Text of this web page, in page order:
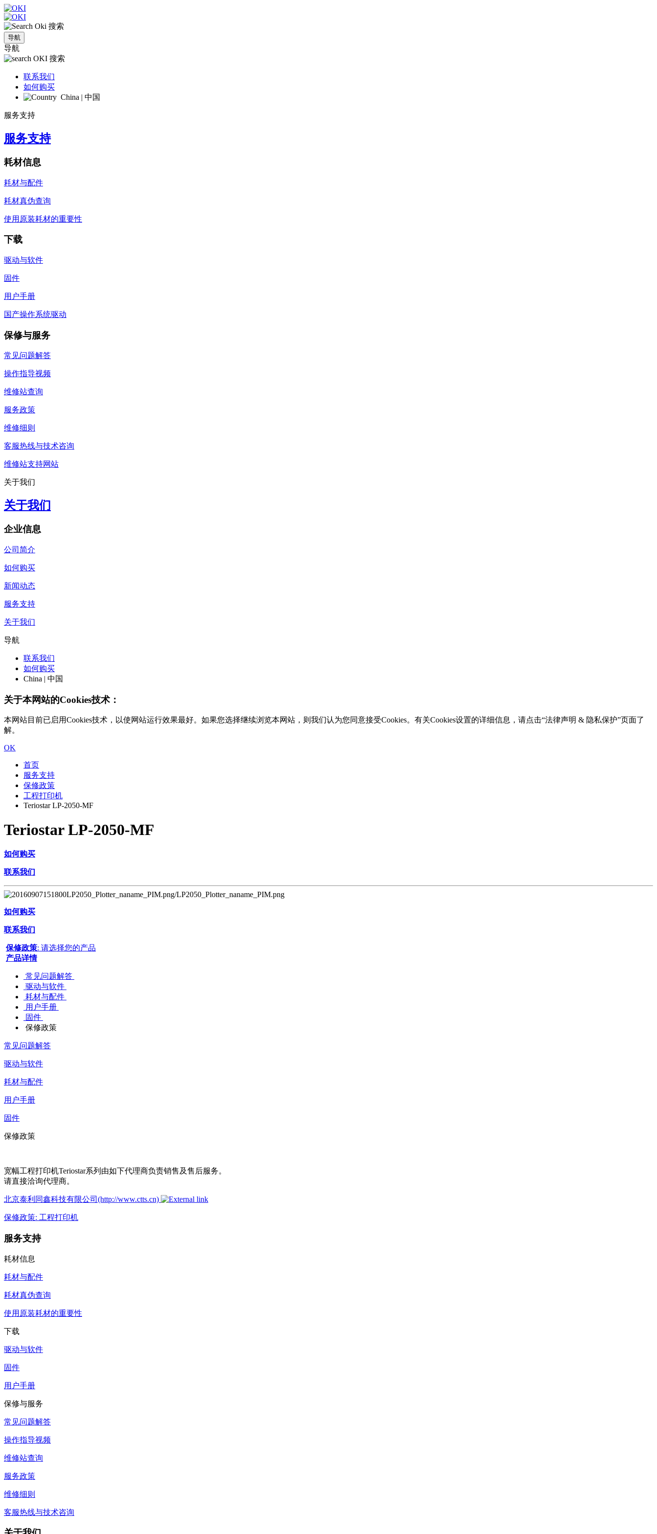
搜索
导航
导航
搜索
联系我们
如何购买
China | 中国
服务支持
服务支持
耗材信息
耗材与配件
耗材真伪查询
使用原装耗材的重要性
下载
驱动与软件
固件
用户手册
国产操作系统驱动
保修与服务
常见问题解答
操作指导视频
维修站查询
服务政策
维修细则
客服热线与技术咨询
维修站支持网站
关于我们
关于我们
企业信息
公司简介
如何购买
新闻动态
服务支持
关于我们
导航
联系我们
如何购买
China | 中国
关于本网站的Cookies技术：
本网站目前已启用Cookies技术，以使网站运行效果最好。如果您选择继续浏览本网站，则我们认为您同意接受Cookies。有关Cookies设置的详细信息，请点击“法律声明 & 隐私保护”页面了
解。
OK
首页
服务支持
保修政策
工程打印机
Teriostar LP-2050-MF
Teriostar LP-2050-MF
如何购买
联系我们
如何购买
联系我们
保修政策: 请选择您的产品
产品详情
常见问题解答
驱动与软件
耗材与配件
用户手册
固件
保修政策
常见问题解答
驱动与软件
耗材与配件
用户手册
固件
保修政策
宽幅工程打印机Teriostar系列由如下代理商负责销售及售后服务。
请直接洽询代理商。
北京泰利同鑫科技有限公司(http://www.ctts.cn)
保修政策: 工程打印机
服务支持
耗材信息
耗材与配件
耗材真伪查询
使用原装耗材的重要性
下载
驱动与软件
固件
用户手册
保修与服务
常见问题解答
操作指导视频
维修站查询
服务政策
维修细则
客服热线与技术咨询